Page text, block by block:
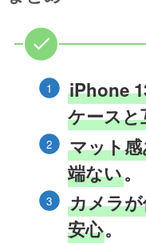
iPhone
ケースと
マット
端ない。
カメラ
安心。